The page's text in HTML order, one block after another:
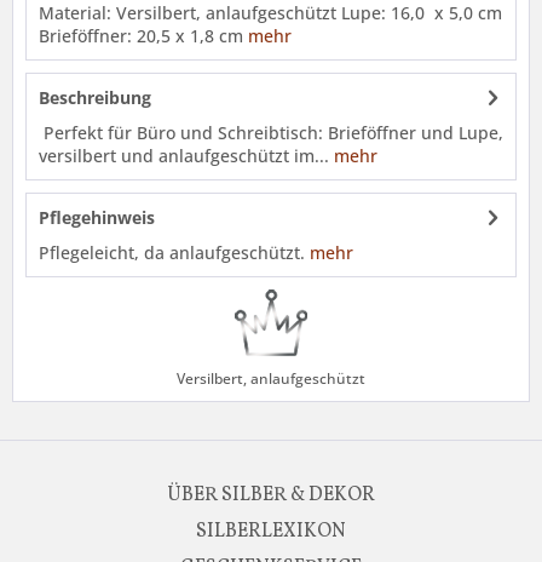
Material: Versilbert, anlaufgeschützt Lupe: 16,0 x 5,0 cm
Brieföffner: 20,5 x 1,8 cm mehr
Beschreibung
Perfekt für Büro und Schreibtisch: Brieföffner und Lupe,
versilbert und anlaufgeschützt im... mehr
Pflegehinweis
Pflegeleicht, da anlaufgeschützt. mehr
Versilbert, anlaufgeschützt
ÜBER SILBER & DEKOR
SILBERLEXIKON